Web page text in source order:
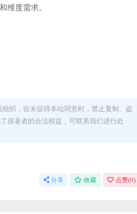
维度需求。
织，在未征得本站同意时，禁止复制、盗
原著者的合法权益，可联系我们进行处
分享 收藏 点赞(0)